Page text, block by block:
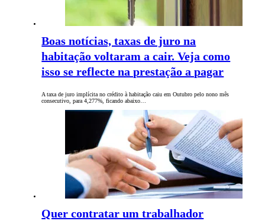
Boas notícias, taxas de juro na
habitação voltaram a cair. Veja como
isso se reflecte na prestação a pagar
A taxa de juro implícita no crédito à habitação caiu em Outubro pelo nono mês
consecutivo, para 4,277%, ficando abaixo…
Quer contratar um trabalhador